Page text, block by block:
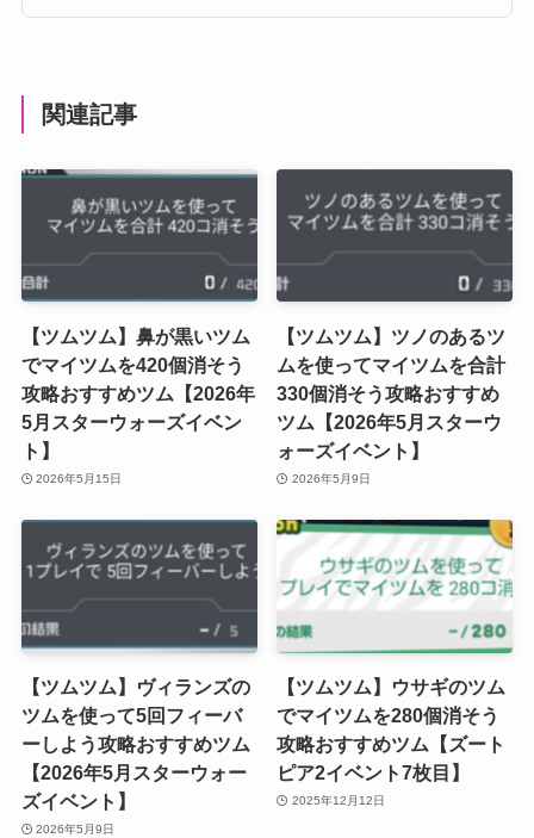
関連記事
【ツムツム】鼻が黒いツム
でマイツムを420個消そう
攻略おすすめツム【2026年
5月スターウォーズイベン
ト】
2026年5月15日
【ツムツム】ツノのあるツ
ムを使ってマイツムを合計
330個消そう攻略おすすめ
ツム【2026年5月スターウ
ォーズイベント】
2026年5月9日
【ツムツム】ヴィランズの
ツムを使って5回フィーバ
ーしよう攻略おすすめツム
【2026年5月スターウォー
ズイベント】
2026年5月9日
【ツムツム】ウサギのツム
でマイツムを280個消そう
攻略おすすめツム【ズート
ピア2イベント7枚目】
2025年12月12日